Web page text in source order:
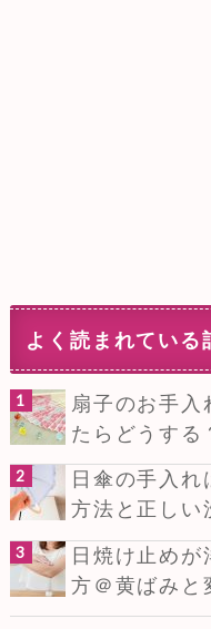
よく読まれている
扇子のお手入
たらどうする
日傘の手入
方法と正しい
日焼け止めが
方＠黄ばみと